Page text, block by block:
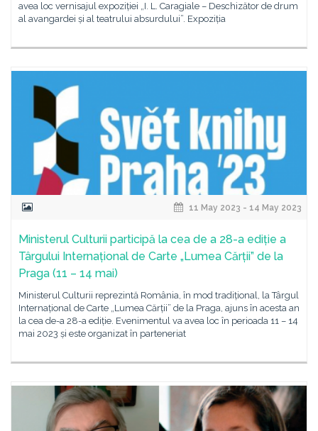
avea loc vernisajul expoziției „I. L. Caragiale – Deschizător de drum
al avangardei și al teatrului absurdului”. Expoziția
11 May 2023 - 14 May 2023
Ministerul Culturii participă la cea de a 28-a ediție a
Târgului Internațional de Carte „Lumea Cărții” de la
Praga (11 – 14 mai)
Ministerul Culturii reprezintă România, în mod tradițional, la Târgul
Internațional de Carte „Lumea Cărții” de la Praga, ajuns în acesta an
la cea de-a 28-a ediție. Evenimentul va avea loc în perioada 11 – 14
mai 2023 și este organizat în parteneriat